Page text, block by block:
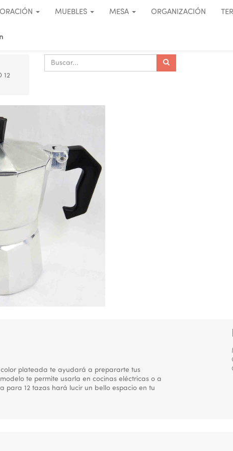
MUEBLES MESA ORGANIZACIÓN
12
plateada te ayudará a prepararte tus
te permite usarla en cocinas eléctricas o a
12 tazas hará lucir un bello espacio en tu